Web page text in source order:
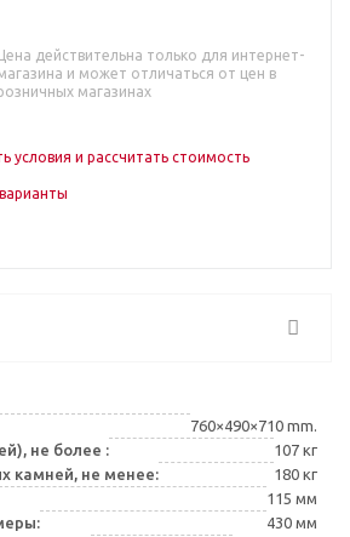
действительна только для интернет-
и может отличаться от цен в
магазинах
условия и рассчитать стоимость
760×490×710 mm.
не более :
107 кг
камней, не менее:
180 кг
115 мм
430 мм